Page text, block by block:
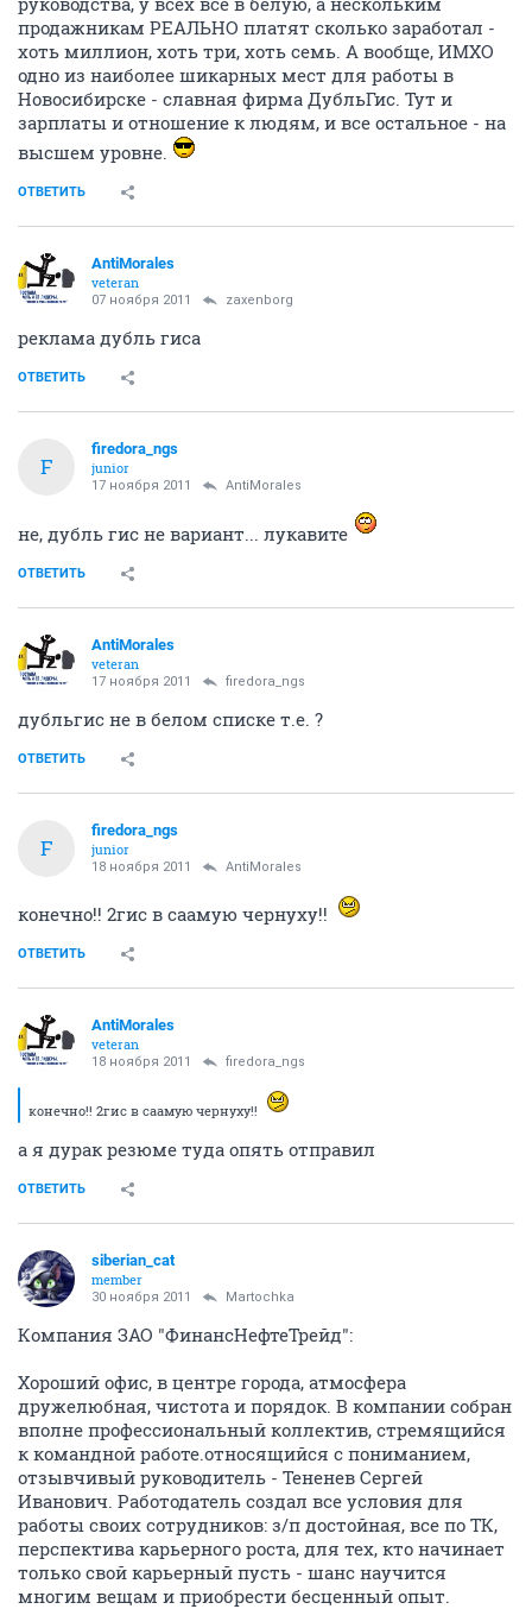
продажникам РЕАЛЬНО платят сколько заработал -
хоть миллион, хоть три, хоть семь. А вообще, ИМХО
одно из наиболее шикарных мест для работы в
Новосибирске - славная фирма ДубльГис. Тут и
зарплаты и отношение к людям, и все остальное - на
высшем уровне.
ОТВЕТИТЬ
AntiMorales
veteran
07 ноября 2011 zaxenborg
реклама дубль гиса
ОТВЕТИТЬ
F
firedora_ngs
junior
17 ноября 2011 AntiMorales
не, дубль гис не вариант... лукавите
ОТВЕТИТЬ
AntiMorales
veteran
17 ноября 2011 firedora_ngs
дубльгис не в белом списке т.е. ?
ОТВЕТИТЬ
F
firedora_ngs
junior
18 ноября 2011 AntiMorales
конечно!! 2гис в саамую чернуху!!
ОТВЕТИТЬ
AntiMorales
veteran
18 ноября 2011 firedora_ngs
конечно!! 2гис в саамую чернуху!!
а я дурак резюме туда опять отправил
ОТВЕТИТЬ
siberian_cat
member
30 ноября 2011 Martochka
Компания ЗАО "ФинансНефтеТрейд":
Хороший офис, в центре города, атмосфера
дружелюбная, чистота и порядок. В компании собран
вполне профессиональный коллектив, стремящийся
к командной работе.относящийся с пониманием,
отзывчивый руководитель - Тененев Сергей
Иванович. Работодатель создал все условия для
работы своих сотрудников: з/п достойная, все по ТК,
перспектива карьерного роста, для тех, кто начинает
только свой карьерный пусть - шанс научится
многим вещам и приобрести бесценный опыт.